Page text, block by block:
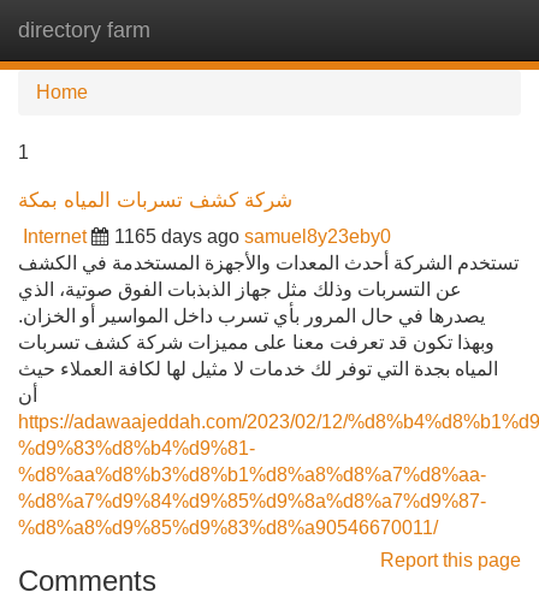
directory farm
Home
1
شركة كشف تسربات المياه بمكة
Internet 1165 days ago samuel8y23eby0
تستخدم الشركة أحدث المعدات والأجهزة المستخدمة في الكشف
عن التسربات وذلك مثل جهاز الذبذبات الفوق صوتية، الذي
يصدرها في حال المرور بأي تسرب داخل المواسير أو الخزان.
وبهذا تكون قد تعرفت معنا على مميزات شركة كشف تسربات
المياه بجدة التي توفر لك خدمات لا مثيل لها لكافة العملاء حيث
أن
https://adawaajeddah.com/2023/02/12/
%d9%83%d8%b4%d9%81-
%d8%aa%d8%b3%d8%b1%d8%a8%d8%a7%d8%aa-
%d8%a7%d9%84%d9%85%d9%8a%d8%a7%d9%87-
%d8%a8%d9%85%d9%83%d8%a90546670011/
Report this page
Comments